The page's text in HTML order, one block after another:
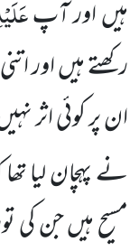
ہیں اور آپ
رکھتے ہیں اور
ان پر کوئی اثر
نے پہچان لیا
مسیح ہیں جن